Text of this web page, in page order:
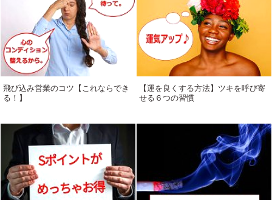
飛び込み営業のコツ【これならでき
る！】
【運を良くする方法】ツキを呼び寄
せる６つの習慣